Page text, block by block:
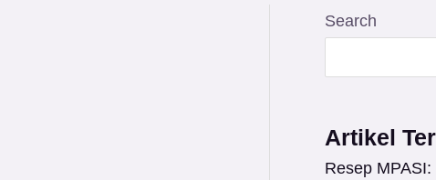
Search
Artikel
Resep